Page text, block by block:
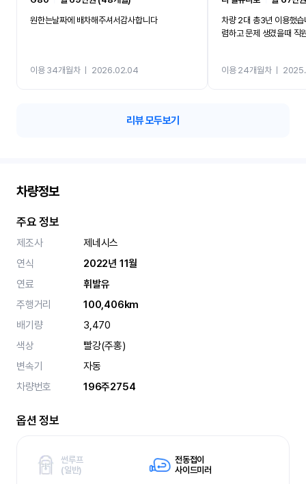
원한는날짜에 배차해주셔서감사합니다
이용 34개월차ㅣ 2026.02.04
차량 2대 총3년 이용했
렴하고 문제 생겼을때 직
이용 24개월차ㅣ
리뷰 모두보기
차량정보
주요 정보
제조사
제네시스
연식
2022년 11월
연료
휘발유
주행거리
100,406km
배기량
3,470
색상
빨강(주홍)
변속기
자동
차량번호
196주2754
옵션 정보
썬루프
(일반)
전동접이
사이드미러